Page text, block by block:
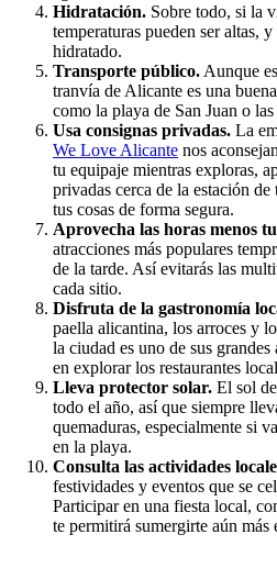
Hidratación. Sobre todo, si la
temperaturas pueden ser altas,
hidratado.
Transporte público. Aunque
tranvía de Alicante es una
como la playa de San Juan o las
Usa consignas privadas. La
We Love Alicante nos
tu equipaje mientras exploras,
privadas cerca de la estación
tus cosas de forma segura.
Aprovecha las horas menos
atracciones más populares
de la tarde. Así evitarás las
cada sitio.
Disfruta de la gastronomía
paella alicantina, los arroces y
la ciudad es uno de sus
en explorar los restaurantes
Lleva protector solar. El sol
todo el año, así que siempre
quemaduras, especialmente si
en la playa.
Consulta las actividades
festividades y eventos que se
Participar en una fiesta local,
te permitirá sumergirte aún más